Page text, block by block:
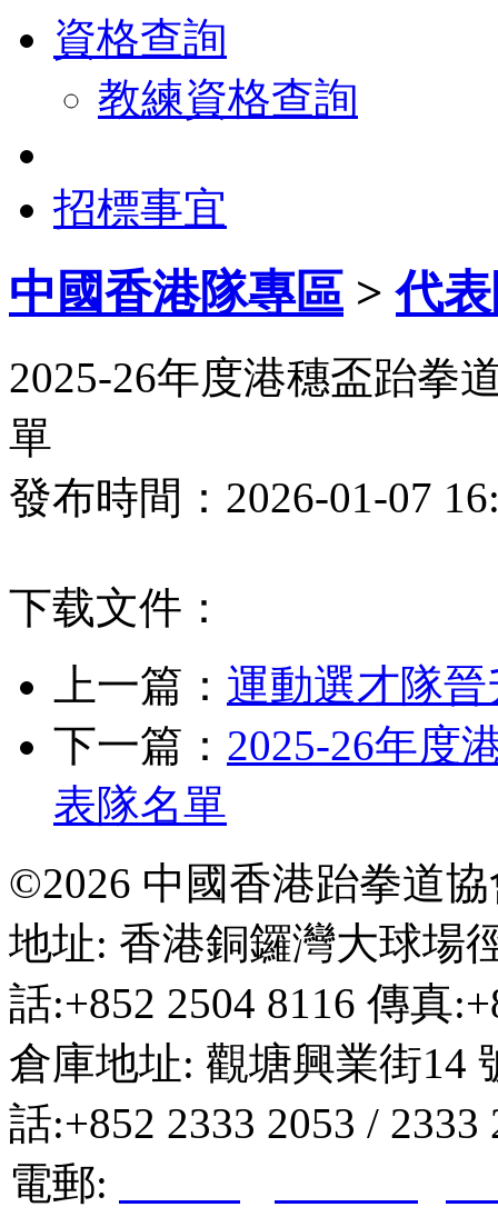
資格查詢
教練資格查詢
招標事宜
中國香港隊專區 >代
2025-26年度港穗盃跆拳
單
發布時間：2026-01-07
下载文件：
上一篇： 運動選才隊
下一篇： 2025-26年度
表隊名單
©2026 中國香港跆拳道
地址: 香港銅鑼灣大球場
話:+852 2504 8116 傳真
倉庫地址: 觀塘興業街14
話:+852 2333 2053 /
電郵: